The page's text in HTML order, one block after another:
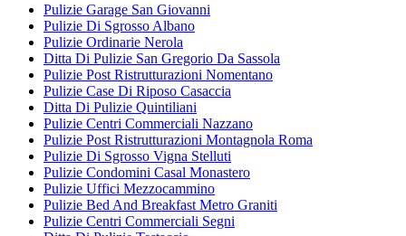
Pulizie Garage San Giovanni
Pulizie Di Sgrosso Albano
Pulizie Ordinarie Nerola
Ditta Di Pulizie San Gregorio Da Sassola
Pulizie Post Ristrutturazioni Nomentano
Pulizie Case Di Riposo Casaccia
Ditta Di Pulizie Quintiliani
Pulizie Centri Commerciali Nazzano
Pulizie Post Ristrutturazioni Montagnola Roma
Pulizie Di Sgrosso Vigna Stelluti
Pulizie Condomini Casal Monastero
Pulizie Uffici Mezzocammino
Pulizie Bed And Breakfast Metro Graniti
Pulizie Centri Commerciali Segni